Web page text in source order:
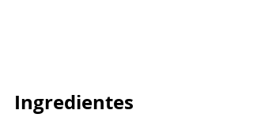
Ingredientes